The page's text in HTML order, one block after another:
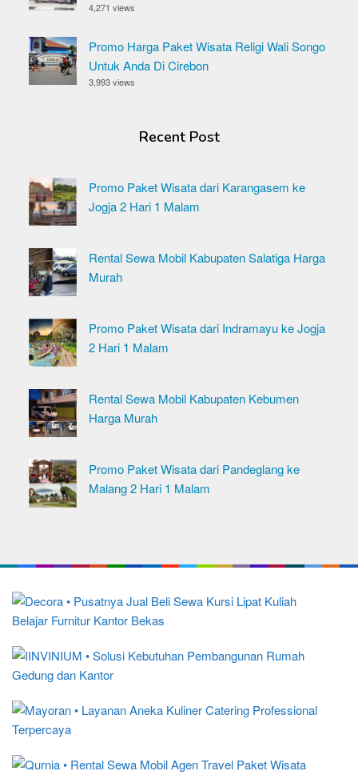
4,271 views
Promo Harga Paket Wisata Religi Wali Songo
Untuk Anda Di Cirebon
3,993 views
Recent Post
Promo Paket Wisata dari Karangasem ke
Jogja 2 Hari 1 Malam
Rental Sewa Mobil Kabupaten Salatiga Harga
Murah
Promo Paket Wisata dari Indramayu ke Jogja
2 Hari 1 Malam
Rental Sewa Mobil Kabupaten Kebumen
Harga Murah
Promo Paket Wisata dari Pandeglang ke
Malang 2 Hari 1 Malam